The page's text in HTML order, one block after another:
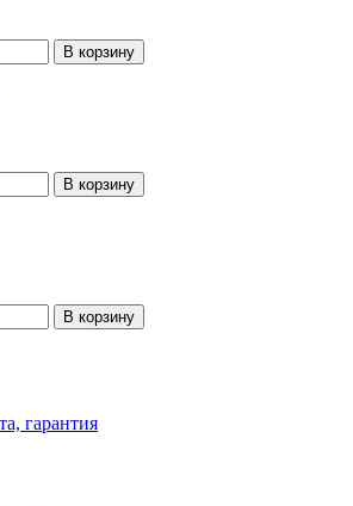
В корзину
В корзину
В корзину
гарантия